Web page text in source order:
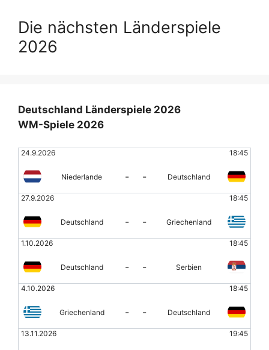
Die nächsten Länderspiele
2026
Deutschland Länderspiele 2026
WM-Spiele 2026
24.9.2026 18:45
Niederlande - - Deutschland
27.9.2026 18:45
Deutschland - - Griechenland
1.10.2026 18:45
Deutschland - - Serbien
4.10.2026 18:45
Griechenland - - Deutschland
13.11.2026 19:45